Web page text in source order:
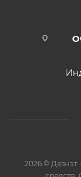
2026 ©